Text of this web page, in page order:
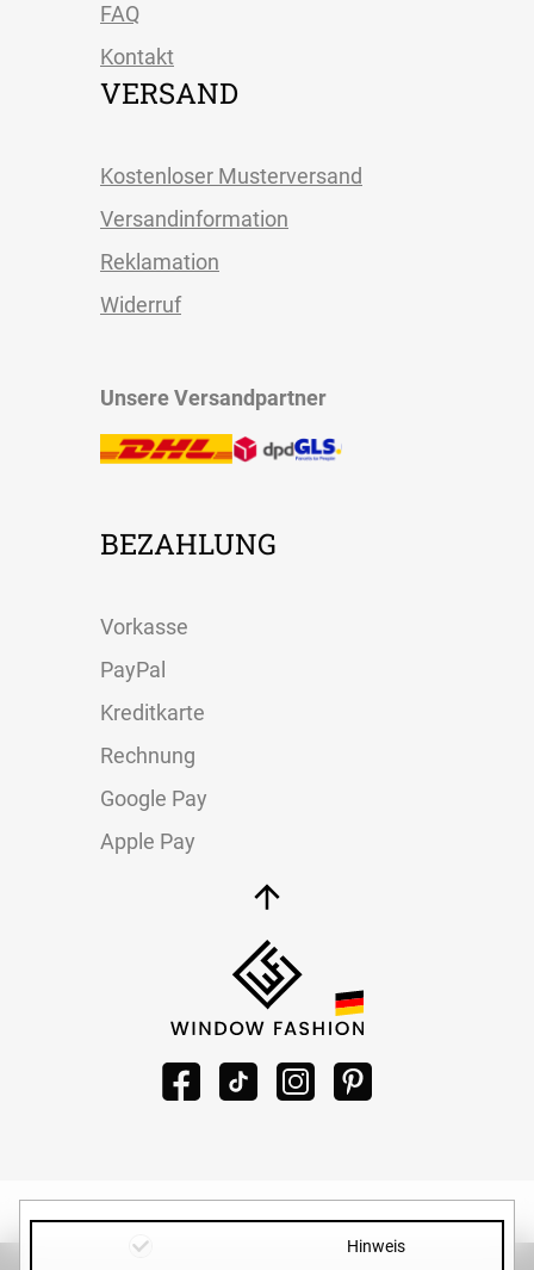
Hinweis
FAQ
Kontakt
VERSAND
Kostenloser Musterversand
Versandinformation
Reklamation
Widerruf
Unsere Versandpartner
BEZAHLUNG
Vorkasse
PayPal
Kreditkarte
Rechnung
Google Pay
Apple Pay